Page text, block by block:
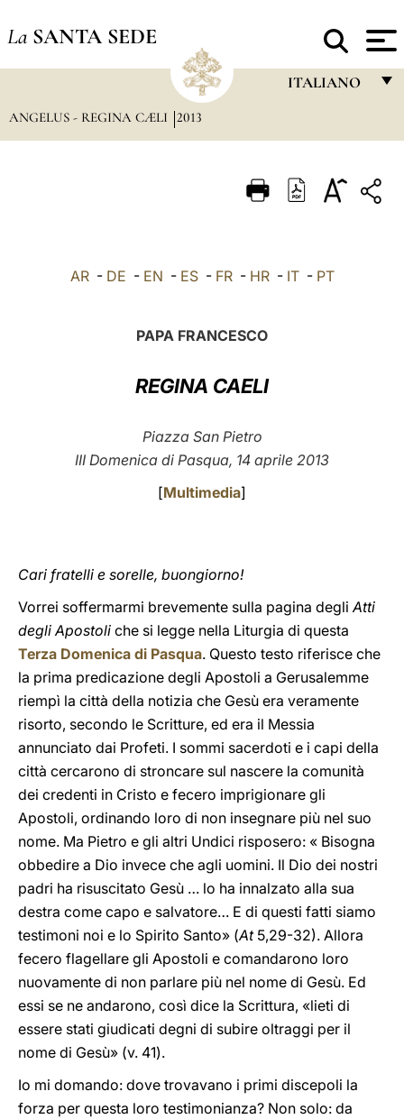
La SANTA SEDE
ITALIANO
ITALIANO
ANGELUS - REGINA CÆLI 2013
AR- DE - EN - ES- FR- HR- IT- PT
PAPA FRANCESCO
REGINA CAELI
Piazza San Pietro
III Domenica di Pasqua, 14 aprile 2013
[Multimedia]
Cari fratelli e sorelle, buongiorno!
Vorrei soffermarmi brevemente sulla pagina degliAtti
degli Apostoli che si legge nella Liturgia di questa
Terza Domenica di Pasqua. Questo testo riferisce che
la prima predicazione degli Apostoli a Gerusalemme
riempì la città della notizia che Gesù era veramente
risorto, secondo le Scritture, ed era il Messia
annunciato dai Profeti. I sommi sacerdoti e i capi della
città cercarono di stroncare sul nascere la comunità
dei credenti in Cristo e fecero imprigionare gli
Apostoli, ordinando loro di non insegnare più nel suo
nome. Ma Pietro e gli altri Undici risposero: « Bisogna
obbedire a Dio invece che agli uomini. Il Dio dei nostri
padri ha risuscitato Gesù … lo ha innalzato alla sua
destra come capo e salvatore… E di questi fatti siamo
testimoni noi e lo Spirito Santo» (At5,29-32). Allora
fecero flagellare gli Apostoli e comandarono loro
nuovamente di non parlare più nel nome di Gesù. Ed
essi se ne andarono, così dice la Scrittura, «lieti di
essere stati giudicati degni di subire oltraggi per il
nome di Gesù» (v. 41).
Io mi domando: dove trovavano i primi discepoli la
forza per questa loro testimonianza? Non solo: da